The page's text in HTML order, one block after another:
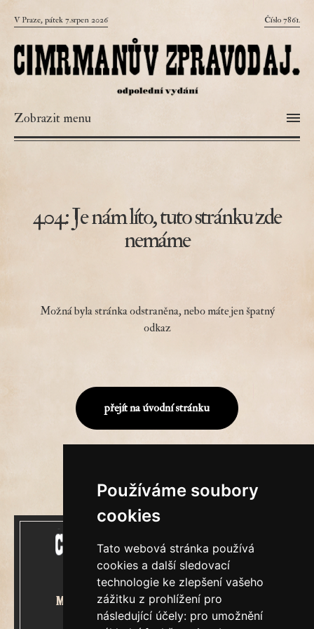
Používáme soubory
cookies
Tato webová stránka používá
cookies a další sledovací
technologie ke zlepšení vašeho
zážitku z prohlížení pro
následující účely: pro umožnění
V Praze, pátek 7.srpen 2026 Číslo 7861.
Zobrazit menu
404: Je nám líto, tuto stránku zde
nemáme
Možná byla stránka odstraněna, nebo máte jen špatný
odkaz
přejít na úvodní stránku
Mecenášem Cimrmanova Zpravodaje
je společnost